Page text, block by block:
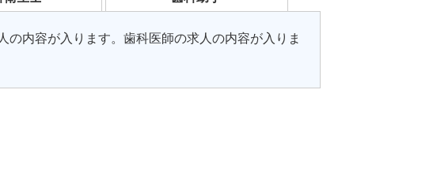
内容が入ります。歯科医師の求人の内容が入りま